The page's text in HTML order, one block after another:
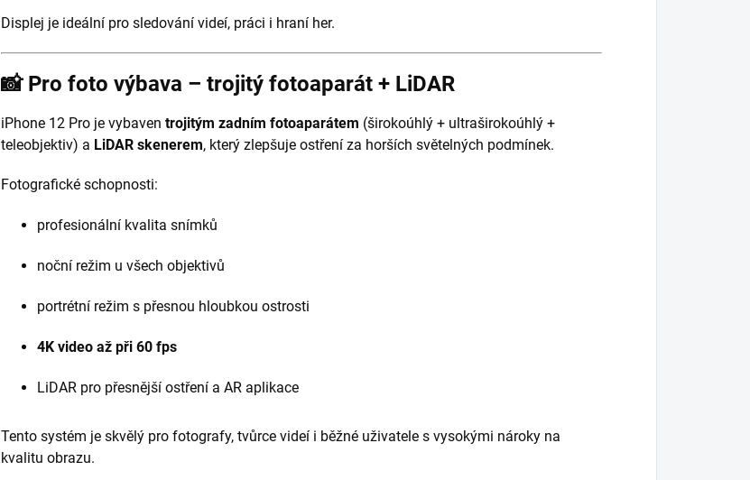
Displej je ideální pro sledování videí, práci i hraní her.
📸 Pro foto výbava – trojitý fotoaparát + LiDAR
iPhone 12 Pro je vybaven trojitým zadním fotoaparátem (širokoúhlý + ultraširokoúhlý +
teleobjektiv) a LiDAR skenerem, který zlepšuje ostření za horších světelných podmínek.
Fotografické schopnosti:
profesionální kvalita snímků
noční režim u všech objektivů
portrétní režim s přesnou hloubkou ostrosti
4K video až při 60 fps
LiDAR pro přesnější ostření a AR aplikace
Tento systém je skvělý pro fotografy, tvůrce videí i běžné uživatele s vysokými nároky na
kvalitu obrazu.